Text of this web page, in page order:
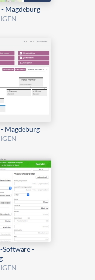
Magdeburg
Magdeburg
Software -